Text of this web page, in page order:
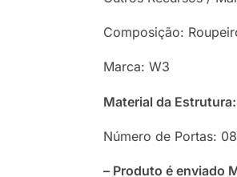
Composição:
Marca: W3
Material da
Número de Portas: 08
– Produto é enviado